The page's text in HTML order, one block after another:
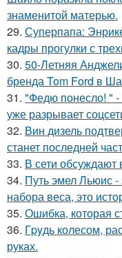
знаменитой матерью.
29. Суперпапа:
кадры прогулки с
30. 50-Летняя
бренда Tom Ford в
31. "Федю понесло! "
уже разрывает
32. Вин дизель
станет последней
33. В сети обсуждают
34. Путь эмел Льюис -
набора веса, это
35. Ошибка, которая
36. Гpyдь колесом,
руках.